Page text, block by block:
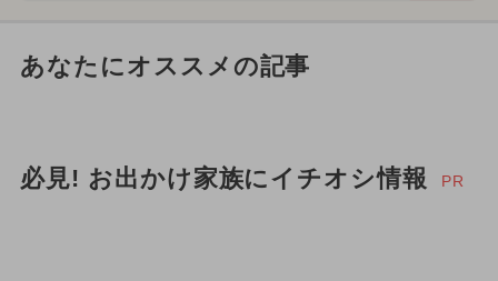
あなたにオススメの記事
必見! お出かけ家族にイチオシ情報 PR